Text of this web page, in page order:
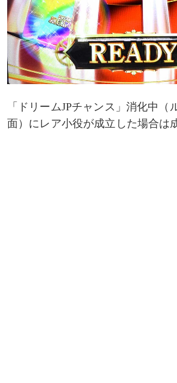
「ドリームJPチャンス」消化中（
面）にレア小役が成立した場合は